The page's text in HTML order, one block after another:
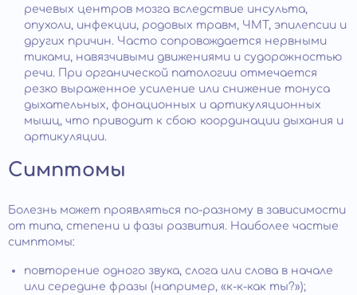
речевых центров мозга вследствие инсульта,
опухоли, инфекции, родовых травм, ЧМТ, эпилепсии и
других причин. Часто сопровождается нервными
тиками, навязчивыми движениями и судорожностью
речи. При органической патологии отмечается
резко выраженное усиление или снижение тонуса
дыхательных, фонационных и артикуляционных
мышц, что приводит к сбою координации дыхания и
артикуляции.
Симптомы
Болезнь может проявляться по-разному в зависимости
от типа, степени и фазы развития. Наиболее частые
симптомы:
повторение одного звука, слога или слова в начале
или середине фразы (например, «к-к-как ты?»);